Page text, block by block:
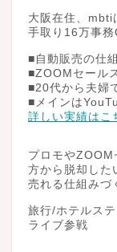
大阪在住、mbti
手取り16万事
■自動販売の仕
■ZOOMセール
■20代から夫婦
■メインは
詳しい実績はこ
プロモやZOOM
方から脱却した
売れる仕組みづ
旅行/ホテルス
ライブ参戦